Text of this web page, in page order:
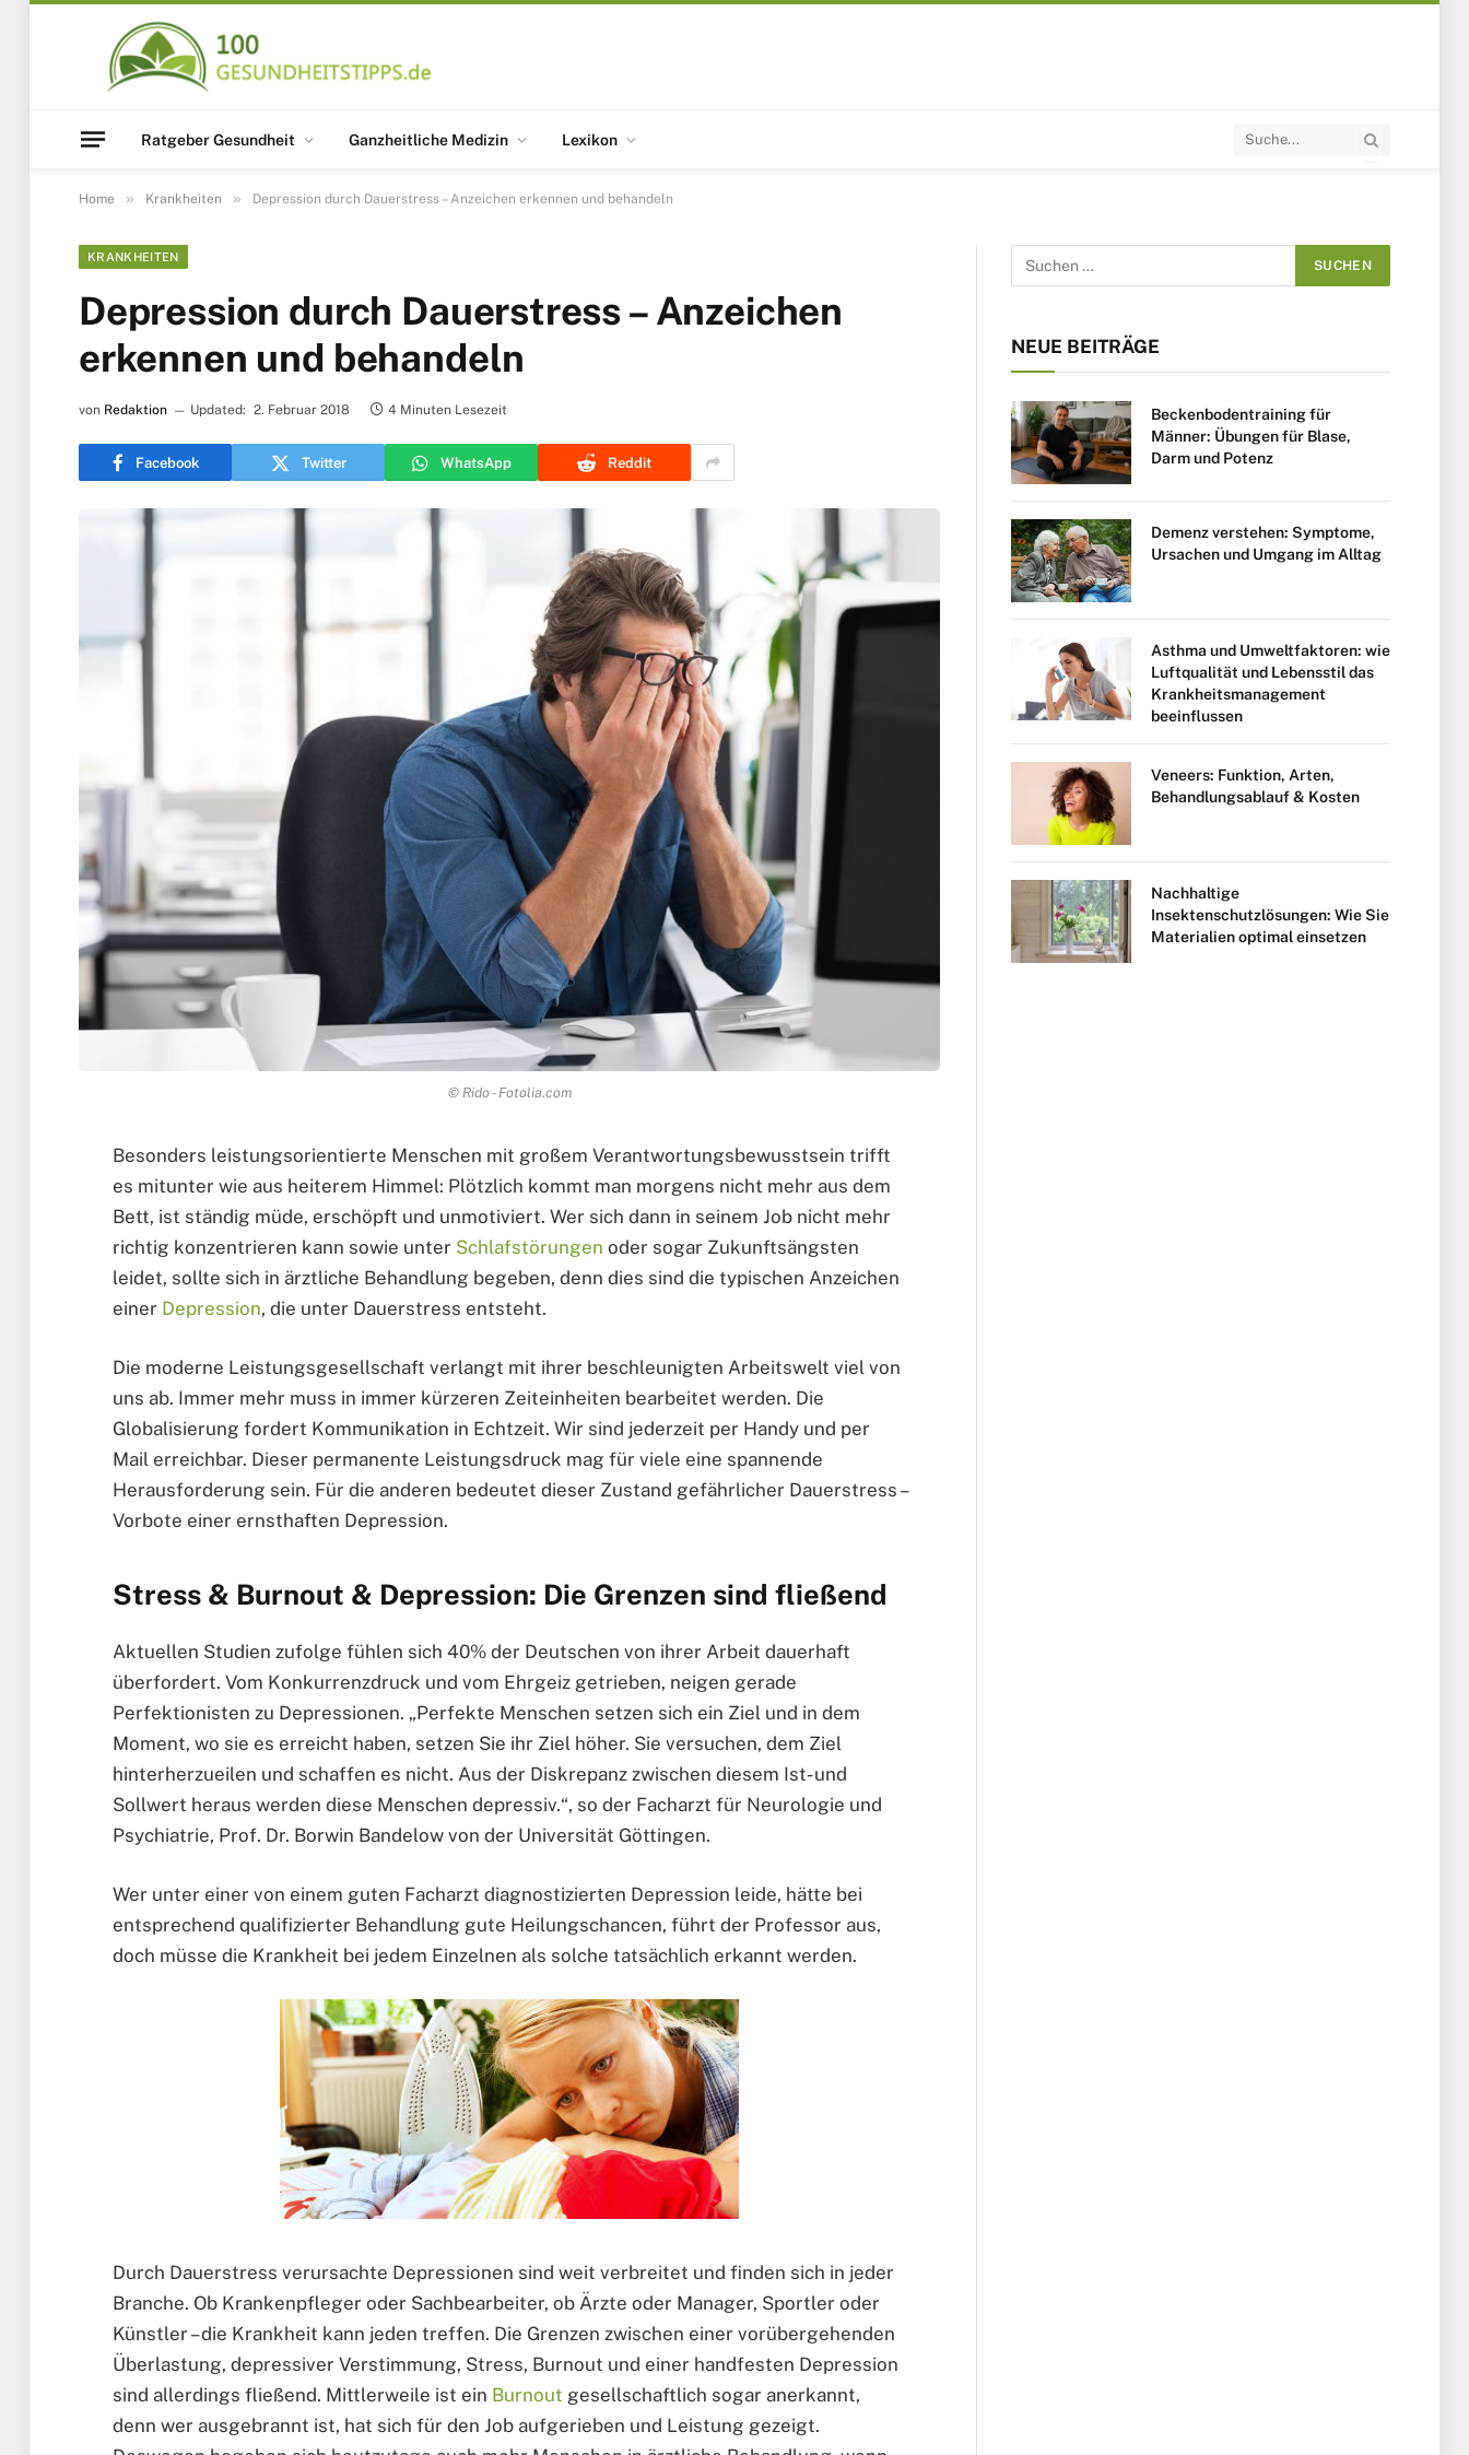
Ratgeber Gesundheit Ganzheitliche Medizin Lexikon
Home » Krankheiten » Depression durch Dauerstress – Anzeichen erkennen und behandeln
KRANKHEITEN
Depression durch Dauerstress – Anzeichen
erkennen und behandeln
von Redaktion Updated: 2. Februar 2018 4 Minuten Lesezeit
Facebook Twitter WhatsApp Reddit
© Rido - Fotolia.com
Besonders leistungsorientierte Menschen mit großem Verantwortungsbewusstsein trifft
es mitunter wie aus heiterem Himmel: Plötzlich kommt man morgens nicht mehr aus dem
Bett, ist ständig müde, erschöpft und unmotiviert. Wer sich dann in seinem Job nicht mehr
richtig konzentrieren kann sowie unter Schlafstörungen oder sogar Zukunftsängsten
leidet, sollte sich in ärztliche Behandlung begeben, denn dies sind die typischen Anzeichen
einer Depression, die unter Dauerstress entsteht.
Die moderne Leistungsgesellschaft verlangt mit ihrer beschleunigten Arbeitswelt viel von
uns ab. Immer mehr muss in immer kürzeren Zeiteinheiten bearbeitet werden. Die
Globalisierung fordert Kommunikation in Echtzeit. Wir sind jederzeit per Handy und per
Mail erreichbar. Dieser permanente Leistungsdruck mag für viele eine spannende
Herausforderung sein. Für die anderen bedeutet dieser Zustand gefährlicher Dauerstress –
Vorbote einer ernsthaften Depression.
Stress & Burnout & Depression: Die Grenzen sind fließend
Aktuellen Studien zufolge fühlen sich 40% der Deutschen von ihrer Arbeit dauerhaft
überfordert. Vom Konkurrenzdruck und vom Ehrgeiz getrieben, neigen gerade
Perfektionisten zu Depressionen. „Perfekte Menschen setzen sich ein Ziel und in dem
Moment, wo sie es erreicht haben, setzen Sie ihr Ziel höher. Sie versuchen, dem Ziel
hinterherzueilen und schaffen es nicht. Aus der Diskrepanz zwischen diesem Ist- und
Sollwert heraus werden diese Menschen depressiv.“, so der Facharzt für Neurologie und
Psychiatrie, Prof. Dr. Borwin Bandelow von der Universität Göttingen.
Wer unter einer von einem guten Facharzt diagnostizierten Depression leide, hätte bei
entsprechend qualifizierter Behandlung gute Heilungschancen, führt der Professor aus,
doch müsse die Krankheit bei jedem Einzelnen als solche tatsächlich erkannt werden.
Durch Dauerstress verursachte Depressionen sind weit verbreitet und finden sich in jeder
Branche. Ob Krankenpfleger oder Sachbearbeiter, ob Ärzte oder Manager, Sportler oder
Künstler – die Krankheit kann jeden treffen. Die Grenzen zwischen einer vorübergehenden
Überlastung, depressiver Verstimmung, Stress, Burnout und einer handfesten Depression
sind allerdings fließend. Mittlerweile ist ein Burnout gesellschaftlich sogar anerkannt,
denn wer ausgebrannt ist, hat sich für den Job aufgerieben und Leistung gezeigt.
NEUE BEITRÄGE
Beckenbodentraining für
Männer: Übungen für Blase,
Darm und Potenz
Demenz verstehen: Symptome,
Ursachen und Umgang im Alltag
Asthma und Umweltfaktoren: wie
Luftqualität und Lebensstil das
Krankheitsmanagement
beeinflussen
Veneers: Funktion, Arten,
Behandlungsablauf & Kosten
Nachhaltige
Insektenschutzlösungen: Wie Sie
Materialien optimal einsetzen